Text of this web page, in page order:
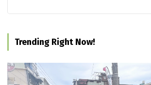
Trending Right Now!